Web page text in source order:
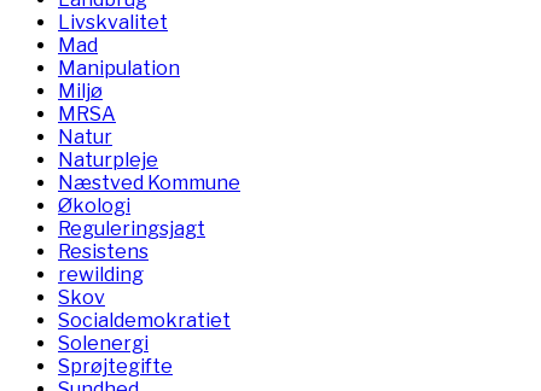
Livskvalitet
Mad
Manipulation
Miljø
MRSA
Natur
Naturpleje
Næstved Kommune
Økologi
Reguleringsjagt
Resistens
rewilding
Skov
Socialdemokratiet
Solenergi
Sprøjtegifte